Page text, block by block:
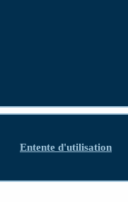
Entente d'utilisation